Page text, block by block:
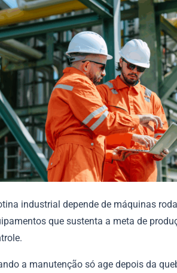
industrial depende de máquinas
que sustenta a meta de
a manutenção só age depois da